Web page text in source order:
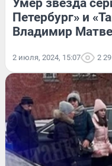
Петербург» и
Владимир
2 июля, 2024, 15:07 2